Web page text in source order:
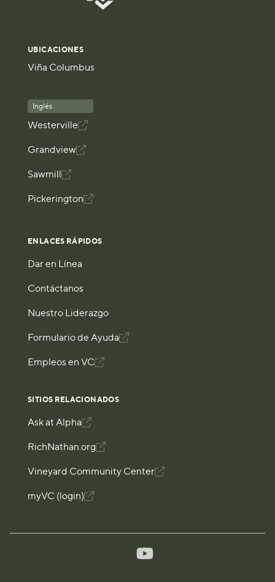
UBICACIONES
Viña Columbus
Inglés
Westerville
Grandview
Sawmill
Pickerington
ENLACES RÁPIDOS
Dar en Línea
Contáctanos
Nuestro Liderazgo
Formulario de Ayuda
Empleos en VC
SITIOS RELACIONADOS
Ask at Alpha
RichNathan.org
Vineyard Community Center
myVC (login)